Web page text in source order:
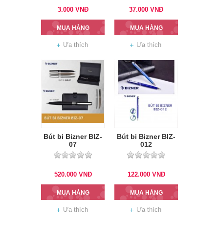
3.000 VNĐ
MUA HÀNG
Ưa thích
37.000 VNĐ
MUA HÀNG
Ưa thích
Bút bi Bizner BIZ-
07
520.000 VNĐ
MUA HÀNG
Ưa thích
Bút bi Bizner BIZ-
012
122.000 VNĐ
MUA HÀNG
Ưa thích